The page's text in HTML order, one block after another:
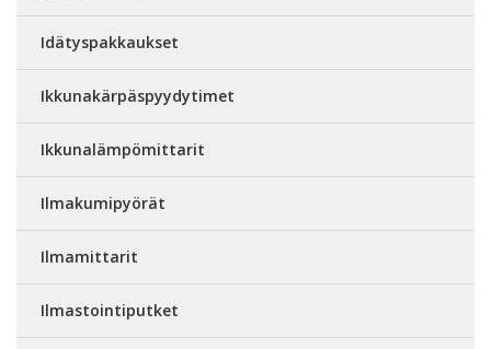
Idätyspakkaukset
Ikkunakärpäspyydytimet
Ikkunalämpömittarit
Ilmakumipyörät
Ilmamittarit
Ilmastointiputket